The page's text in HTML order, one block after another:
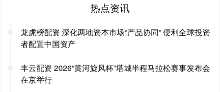
热点资讯
龙虎榜配资 深化两地资本市场“产品协同” 便利全球投资
者配置中国资产
丰云配资 2026“黄河旋风杯”塔城半程马拉松赛事发布会
在京举行